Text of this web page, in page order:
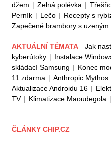
džem | Zelná polévka |
Perník | Lečo | Recepty s
Zapečené brambory s uzeným
AKTUÁLNÍ TÉMATA Jak
kyberútoky | Instalace
skládací Samsung | Konec
11 zdarma | Anthropic Mythos
Aktualizace Androidu 16 |
TV | Klimatizace Maoudegola |
ČLÁNKY CHIP.CZ